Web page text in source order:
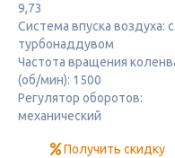
9,73
Система впуска воздуха: с
турбонаддувом
Частота вращения
(об/мин): 1500
Регулятор оборотов:
механический
Получить скидку